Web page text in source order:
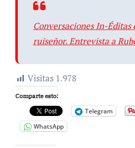
Conversaciones In-Éditas
ruiseñor. Entrevista a
Visitas 1.978
Comparte esto:
Telegram
WhatsApp